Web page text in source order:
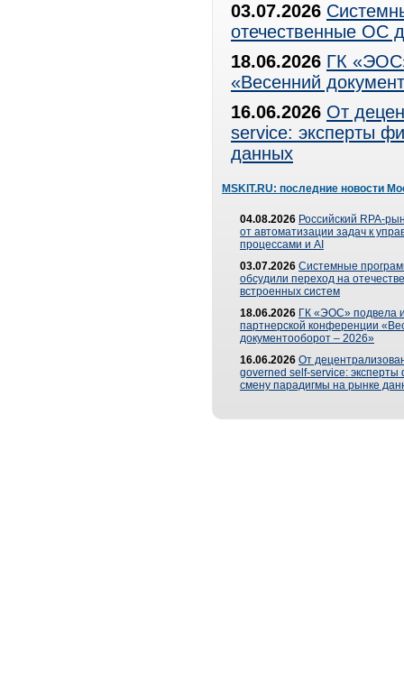
03.07.2026
отечественные ОС
18.06.2026 ГК
«Весенний
16.06.2026 От
service: эксперты
данных
MSKIT.RU: последние новости
04.08.2026 Российский RPA-
от автоматизации задач к
процессами и AI
03.07.2026 Системные
обсудили переход на
встроенных систем
18.06.2026 ГК «ЭОС» подвела
партнерской конференции
документооборот – 2026»
16.06.2026 От
governed self-service: эксперты
смену парадигмы на рынке